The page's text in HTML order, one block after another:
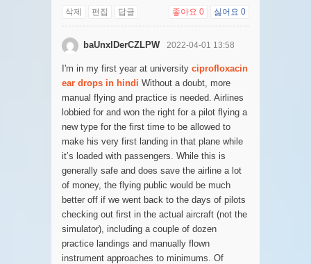
삭제 편집 답글 좋아요 0 싫어요 0
baUnxlDerCZLPW 2022-04-01 13:58
I'm in my first year at university ciprofloxacin
ear drops in hindi Without a doubt, more
manual flying and practice is needed. Airlines
lobbied for and won the right for a pilot flying a
new type for the first time to be allowed to
make his very first landing in that plane while
it’s loaded with passengers. While this is
generally safe and does save the airline a lot
of money, the flying public would be much
better off if we went back to the days of pilots
checking out first in the actual aircraft (not the
simulator), including a couple of dozen
practice landings and manually flown
instrument approaches to minimums. Of